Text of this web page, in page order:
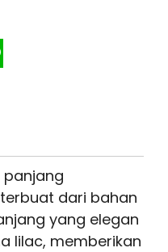
panjang
terbuat dari bahan
yang elegan
lilac, memberikan